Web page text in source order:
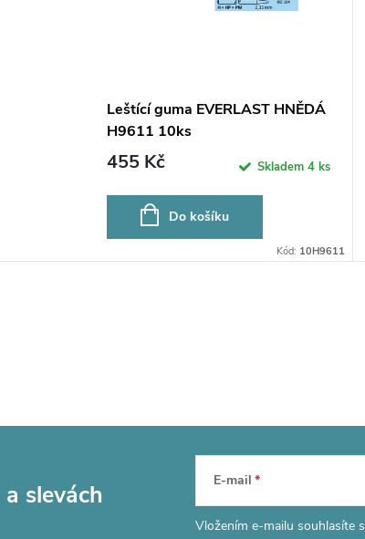
Leštící guma EVERLAST HNĚDÁ
H9611 10ks
455 Kč Skladem 4 ks
Do košíku
Kód: 10H9611
a slevách E-mail
Vložením e-mailu souhlasíte s